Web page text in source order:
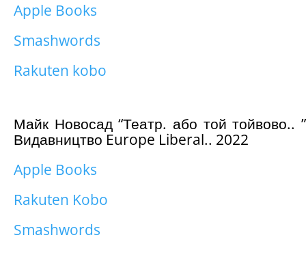
Apple Books
Smashwords
Rakuten kobo
Майк Новосад “Театр. або той тойвово.. ”
Видавництво Europe Liberal.. 2022
Apple Books
Rakuten Kobo
Smashwords